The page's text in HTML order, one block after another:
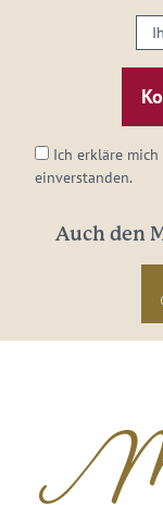
Ihre
E-
Ich erkläre
einverstanden.
Auch den